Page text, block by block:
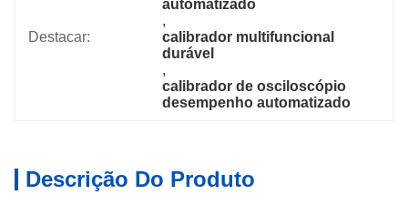
Destacar:
automatizado
,
calibrador multifuncional
durável
,
calibrador de osciloscópio
desempenho automatizado
Descrição Do Produto